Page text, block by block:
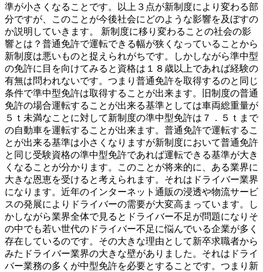
準が小さくなることです。以上３点が新制度により変わる部
分ですが、このことが今後社会にどのような影響を及ぼすの
か説明していきます。 新制度に移り変わることの社会の影
響とは？普通免許で運転できる幅が狭くなっていることから
新制度は悪いものと捉えられがちです。しかしながら準中型
の免許に目を向けてみると資格は１８歳以上であれば経験の
有無は問われないです。つまり普通免許を取得するのと同じ
条件で準中型免許は取得することが出来ます。旧制度の普通
免許の場合運転することが出来る基準としては車両総重量が
５ｔ未満なことに対して新制度の準中型免許は７．５ｔまで
の自動車を運転することが出来ます。普通免許で運転するこ
とが出来る基準は小さくなりますが新制度において普通免許
と同じ受験資格の準中型免許であれば運転できる基準が大き
くなることが分かります。このことが将来的に、ある業界に
大きな恩恵を受けると考えられます。それはドライバー業界
になります。近年のインターネット通販の浸透や物流サービ
スの発展によりドライバーの需要が大変高まっています。し
かしながら業界全体で見るとドライバー不足が問題になりそ
の中でも若い世代のドライバー不足に悩んでいる企業が多く
存在しているのです。その大きな理由として新卒求職者から
みたドライバー業界の大きな壁がありました。それはドライ
バー業務の多くが中型免許を必要とすることです。つまり新